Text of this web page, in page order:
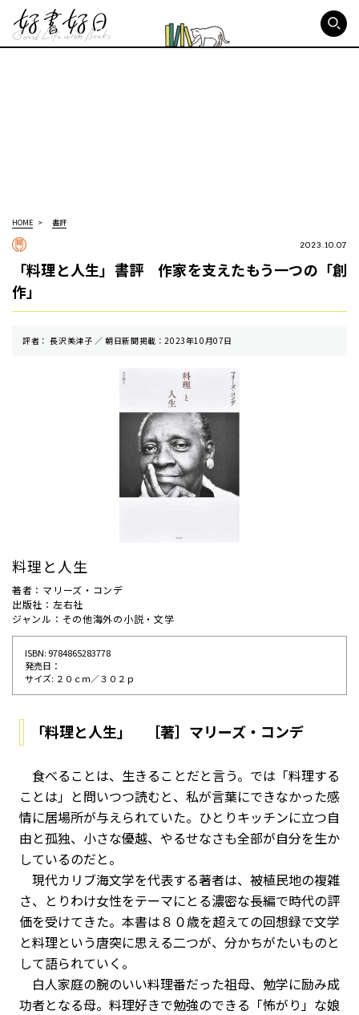
HOME 書評
2023.10.07
「料理と人生」書評 作家を支えたもう一つの「創
作」
評者： 長沢美津子 ／ 朝⽇新聞掲載：2023年10月07日
料理と人生
著者：マリーズ・コンデ
出版社：左右社
ジャンル：その他海外の小説・文学
ISBN: 9784865283778
発売⽇：
サイズ: ２０ｃｍ／３０２ｐ
「料理と人生」 ［著］マリーズ・コンデ
食べることは、生きることだと言う。では「料理する
ことは」と問いつつ読むと、私が言葉にできなかった感
情に居場所が与えられていた。ひとりキッチンに立つ自
由と孤独、小さな優越、やるせなさも全部が自分を生か
しているのだと。
現代カリブ海文学を代表する著者は、被植民地の複雑
さ、とりわけ女性をテーマにとる濃密な長編で時代の評
価を受けてきた。本書は８０歳を超えての回想録で文学
と料理という唐突に思える二つが、分かちがたいものと
して語られていく。
白人家庭の腕のいい料理番だった祖母、勉学に励み成
功者となる母。料理好きで勉強のできる「怖がり」な娘